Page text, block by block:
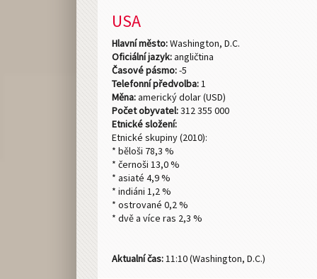
USA
Hlavní město:Washington, D.C.
Oficiální jazyk:angličtina
Časové pásmo:-5
Telefonní předvolba:1
Měna:americký dolar (USD)
Počet obyvatel:312 355 000
Etnické složení:
Etnické skupiny (2010):
* běloši 78,3 %
* černoši 13,0 %
* asiaté 4,9 %
* indiáni 1,2 %
* ostrované 0,2 %
* dvě a více ras 2,3 %
Aktualní čas:11:10 (Washington, D.C.)